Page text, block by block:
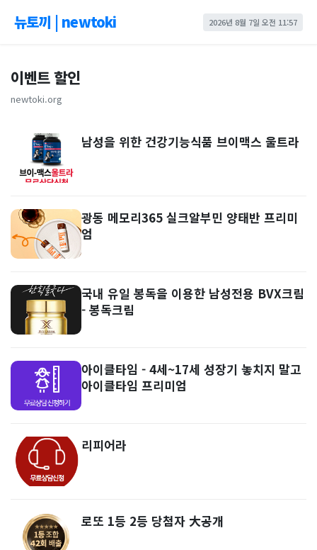
뉴토끼 | newtoki 2026년 8월 7일 오전 11:57
이벤트 할인
newtoki.org
남성을 위한 건강기능식품 브이맥스 울트라
광동 메모리365 실크알부민 양태반 프리미
엄
국내 유일 봉독을 이용한 남성전용 BVX크림
- 봉독크림
아이클타임 - 4세~17세 성장기 놓치지 말고
아이클타임 프리미엄
리피어라
로또 1등 2등 당첨자 大공개